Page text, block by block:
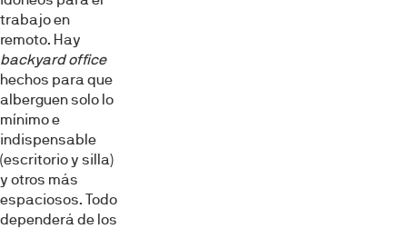
trabajo en
remoto. Hay
backyard office
hechos para que
alberguen solo lo
mínimo e
indispensable
(escritorio y silla)
y otros más
espaciosos. Todo
dependerá de los